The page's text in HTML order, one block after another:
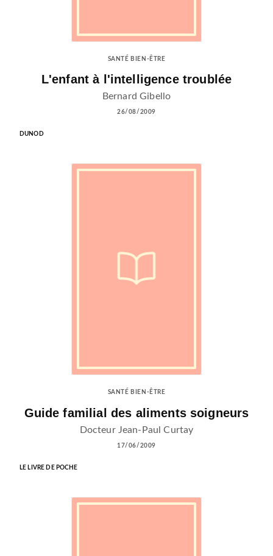
SANTÉ BIEN-ÊTRE
L'enfant à l'intelligence troublée
Bernard Gibello
26/08/2009
DUNOD
SANTÉ BIEN-ÊTRE
Guide familial des aliments soigneurs
Docteur Jean-Paul Curtay
17/06/2009
LE LIVRE DE POCHE